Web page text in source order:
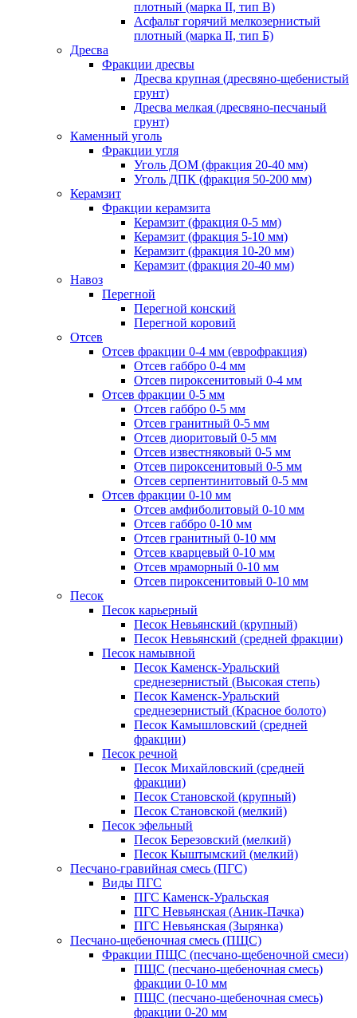
плотный (марка II, тип В)
Асфальт горячий мелкозернистый
плотный (марка II, тип Б)
Дресва
Фракции дресвы
Дресва крупная (дресвяно-щебенистый
грунт)
Дресва мелкая (дресвяно-песчаный
грунт)
Каменный уголь
Фракции угля
Уголь ДОМ (фракция 20-40 мм)
Уголь ДПК (фракция 50-200 мм)
Керамзит
Фракции керамзита
Керамзит (фракция 0-5 мм)
Керамзит (фракция 5-10 мм)
Керамзит (фракция 10-20 мм)
Керамзит (фракция 20-40 мм)
Навоз
Перегной
Перегной конский
Перегной коровий
Отсев
Отсев фракции 0-4 мм (еврофракция)
Отсев габбро 0-4 мм
Отсев пироксенитовый 0-4 мм
Отсев фракции 0-5 мм
Отсев габбро 0-5 мм
Отсев гранитный 0-5 мм
Отсев диоритовый 0-5 мм
Отсев известняковый 0-5 мм
Отсев пироксенитовый 0-5 мм
Отсев серпентинитовый 0-5 мм
Отсев фракции 0-10 мм
Отсев амфиболитовый 0-10 мм
Отсев габбро 0-10 мм
Отсев гранитный 0-10 мм
Отсев кварцевый 0-10 мм
Отсев мраморный 0-10 мм
Отсев пироксенитовый 0-10 мм
Песок
Песок карьерный
Песок Невьянский (крупный)
Песок Невьянский (средней фракции)
Песок намывной
Песок Каменск-Уральский
среднезернистый (Высокая степь)
Песок Каменск-Уральский
среднезернистый (Красное болото)
Песок Камышловский (средней
фракции)
Песок речной
Песок Михайловский (средней
фракции)
Песок Становской (крупный)
Песок Становской (мелкий)
Песок эфельный
Песок Березовский (мелкий)
Песок Кыштымский (мелкий)
Песчано-гравийная смесь (ПГС)
Виды ПГС
ПГС Каменск-Уральская
ПГС Невьянская (Аник-Пачка)
ПГС Невьянская (Зырянка)
Песчано-щебеночная смесь (ПЩС)
Фракции ПЩС (песчано-щебеночной смеси)
ПЩС (песчано-щебеночная смесь)
фракции 0-10 мм
ПЩС (песчано-щебеночная смесь)
фракции 0-20 мм